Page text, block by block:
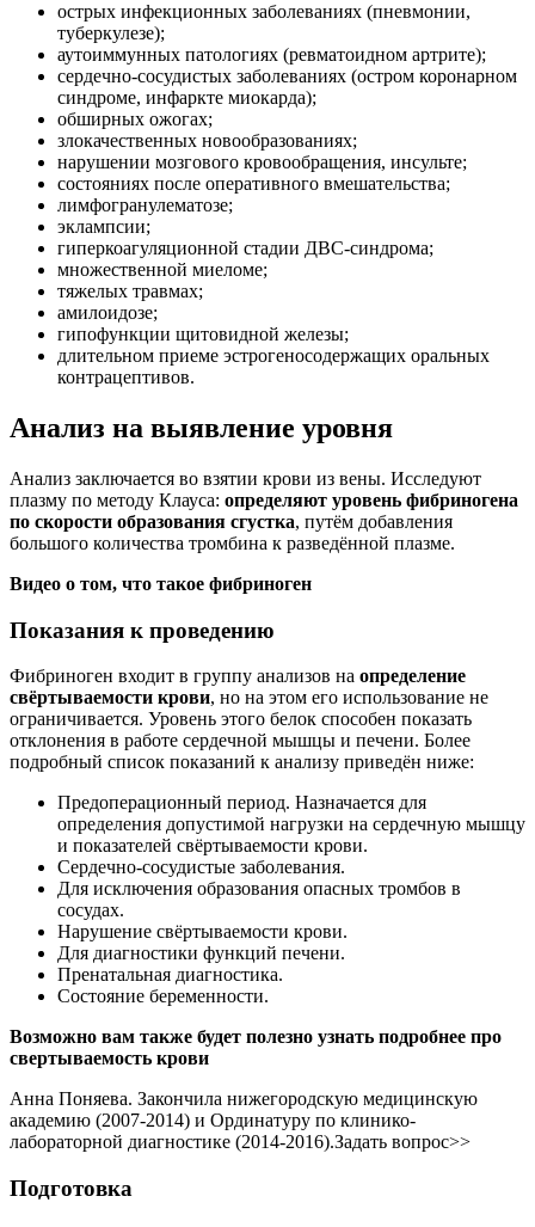
острых инфекционных заболеваниях (пневмонии,
туберкулезе);
аутоиммунных патологиях (ревматоидном артрите);
сердечно-сосудистых заболеваниях (остром коронарном
синдроме, инфаркте миокарда);
обширных ожогах;
злокачественных новообразованиях;
нарушении мозгового кровообращения, инсульте;
состояниях после оперативного вмешательства;
лимфогранулематозе;
эклампсии;
гиперкоагуляционной стадии ДВС-синдрома;
множественной миеломе;
тяжелых травмах;
амилоидозе;
гипофункции щитовидной железы;
длительном приеме эстрогеносодержащих оральных
контрацептивов.
Анализ на выявление уровня
Анализ заключается во взятии крови из вены. Исследуют
плазму по методу Клауса: определяют уровень фибриногена
по скорости образования сгустка, путём добавления
большого количества тромбина к разведённой плазме.
Видео о том, что такое фибриноген
Показания к проведению
Фибриноген входит в группу анализов на определение
свёртываемости крови, но на этом его использование не
ограничивается. Уровень этого белок способен показать
отклонения в работе сердечной мышцы и печени. Более
подробный список показаний к анализу приведён ниже:
Предоперационный период. Назначается для
определения допустимой нагрузки на сердечную мышцу
и показателей свёртываемости крови.
Сердечно-сосудистые заболевания.
Для исключения образования опасных тромбов в
сосудах.
Нарушение свёртываемости крови.
Для диагностики функций печени.
Пренатальная диагностика.
Состояние беременности.
Возможно вам также будет полезно узнать подробнее про
свертываемость крови
Анна Поняева. Закончила нижегородскую медицинскую
академию (2007-2014) и Ординатуру по клинико-
лабораторной диагностике (2014-2016).Задать вопрос>>
Подготовка